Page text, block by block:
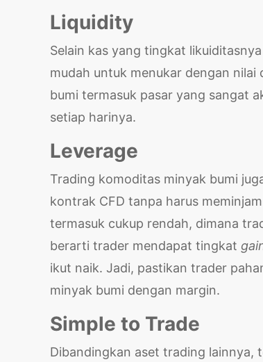
Liquidity
Selain kas yang tingkat
mudah untuk menukar dengan nilai
bumi termasuk pasar yang sangat
setiap harinya.
Leverage
Trading komoditas minyak bumi
kontrak CFD tanpa harus
termasuk cukup rendah, dimana
berarti trader mendapat tingkat
ikut naik. Jadi, pastikan trader
minyak bumi dengan margin.
Simple to Trade
Dibandingkan aset trading lainnya,